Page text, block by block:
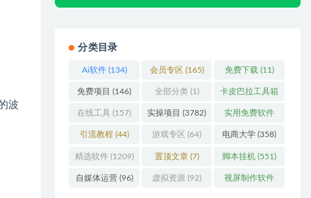
波
分类目录
Ai软件(134) 会员专区 (165) 免费下载 (11)
免费项目 (146) 全部分类(1) 卡皮巴拉工具箱
(3)
在线工具 (157) 实操项目 (3782) 实用免费软件
(415)
引流教程 (44) 游戏专区 (64) 电商大学 (358)
精选软件(1209) 置顶文章(7) 脚本挂机 (551)
自媒体运营(96) 虚拟资源 (92) 视屏制作软件